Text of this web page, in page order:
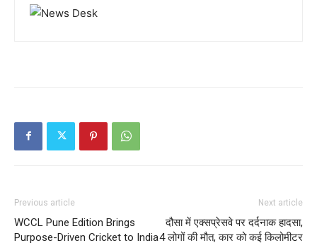
Previous article
WCCL Pune Edition Brings
Purpose-Driven Cricket to India
Next article
दौसा में एक्सप्रेसवे पर दर्दनाक हादसा,
4 लोगों की मौत, कार को कई किलोमीटर